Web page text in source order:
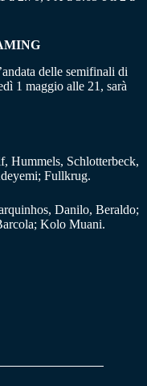
delle semifinali di
1 maggio alle 21, sarà
Hummels, Schlotterbeck,
Fullkrug.
Danilo, Beraldo;
Kolo Muani.